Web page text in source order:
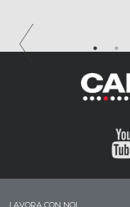
LAVORA CON NOI